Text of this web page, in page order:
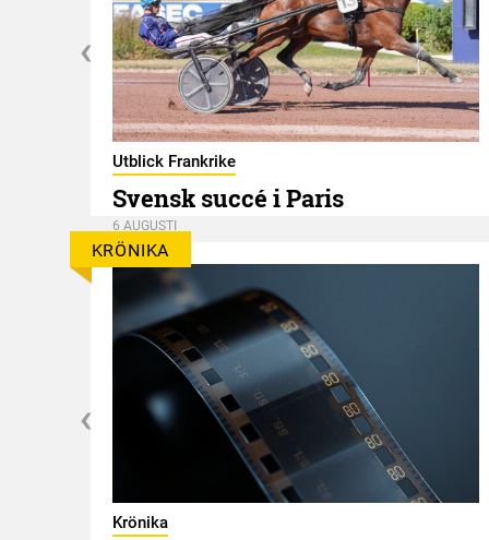
Utblick Frankrike
Svensk succé i Paris
6 AUGUSTI
KRÖNIKA
Krönika